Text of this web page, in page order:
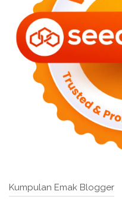
Kumpulan Emak Blogger